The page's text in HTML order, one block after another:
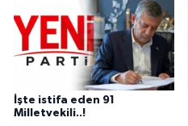
İşte istifa eden 91
Milletvekili..!